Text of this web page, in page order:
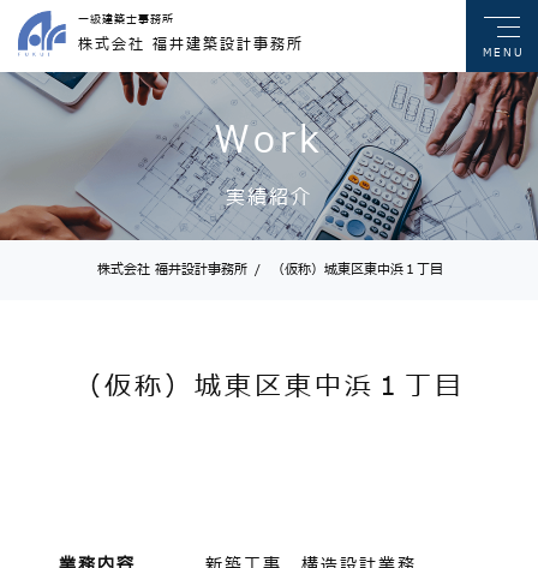
MENU
一級建築士事務所
株式会社 福井建築設計事務所
Work
実績紹介
株式会社 福井設計事務所 / （仮称）城東区東中浜１丁目
（仮称）城東区東中浜１丁目